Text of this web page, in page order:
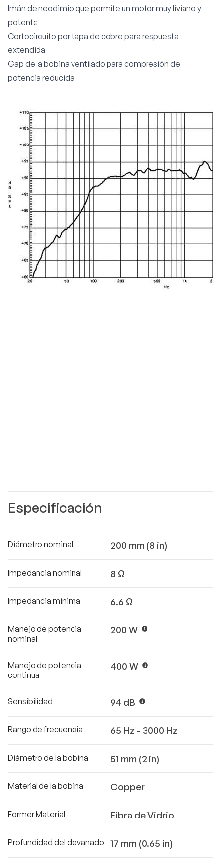
Imán de neodimio que permite un motor muy liviano y
potente
Cortocircuito por tapa de cobre para respuesta
extendida
Gap de la bobina ventilado para compresión de
potencia reducida
Especificación
Diámetro nominal 200 mm (8 in)
Impedancia nominal 8 Ω
Impedancia minima 6.6 Ω
Manejo de potencia
nominal
200 W
Manejo de potencia
continua
400 W
Sensibilidad 94 dB
Rango de frecuencia 65 Hz - 3000 Hz
Diámetro de la bobina 51 mm (2 in)
Material de la bobina Copper
Former Material Fibra de Vidrio
Profundidad del devanado 17 mm (0.65 in)